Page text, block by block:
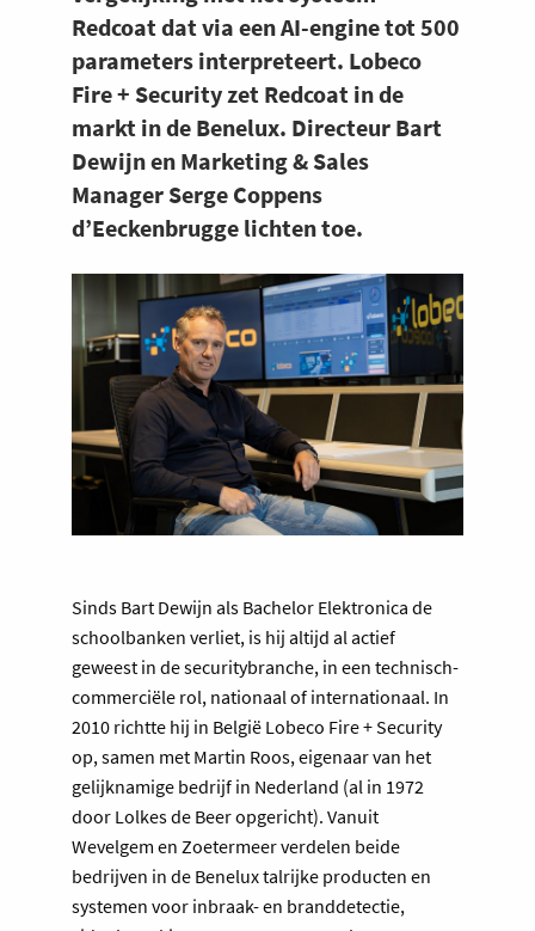
Redcoat dat via een AI-engine tot 500
parameters interpreteert. Lobeco
Fire + Security zet Redcoat in de
markt in de Benelux. Directeur Bart
Dewijn en Marketing & Sales
Manager Serge Coppens
d’Eeckenbrugge lichten toe.
Sinds Bart Dewijn als Bachelor Elektronica de
schoolbanken verliet, is hij altijd al actief
geweest in de securitybranche, in een technisch-
commerciële rol, nationaal of internationaal. In
2010 richtte hij in België Lobeco Fire + Security
op, samen met Martin Roos, eigenaar van het
gelijknamige bedrijf in Nederland (al in 1972
door Lolkes de Beer opgericht). Vanuit
Wevelgem en Zoetermeer verdelen beide
bedrijven in de Benelux talrijke producten en
systemen voor inbraak- en branddetectie,